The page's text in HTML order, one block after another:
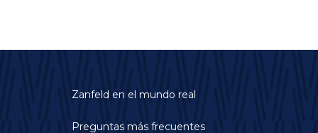
Zanfeld en el mundo real
Preguntas más frecuentes